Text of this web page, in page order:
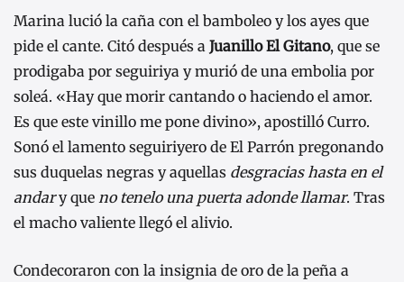
Marina lució la caña con el bamboleo y los ayes que
pide el cante. Citó después a Juanillo El Gitano, que se
prodigaba por seguiriya y murió de una embolia por
soleá. «Hay que morir cantando o haciendo el amor.
Es que este vinillo me pone divino», apostilló Curro.
Sonó el lamento seguiriyero de El Parrón pregonando
sus duquelas negras y aquellas desgracias hasta en el
andary que no tenelo una puerta adonde llamar. Tras
el macho valiente llegó el alivio.
Condecoraron con la insignia de oro de la peña a